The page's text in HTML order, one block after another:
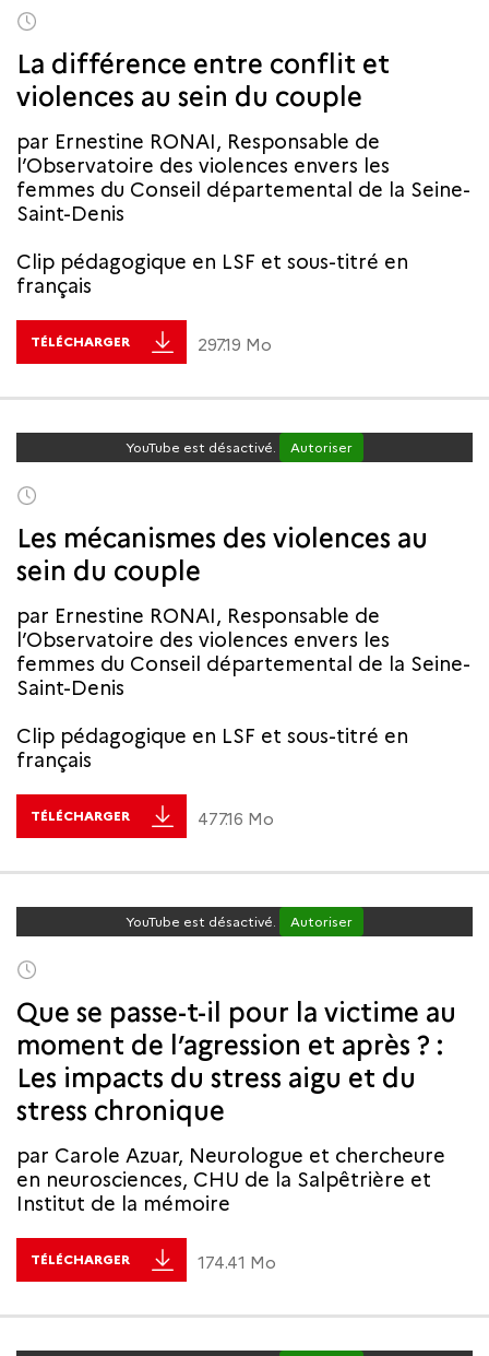
La différence entre conflit et
violences au sein du couple
par Ernestine RONAI, Responsable de
l’Observatoire des violences envers les
femmes du Conseil départemental de la Seine-
Saint-Denis
Clip pédagogique en LSF et sous-titré en
français
TÉLÉCHARGER 297.19 Mo
YouTube est désactivé. Autoriser
Les mécanismes des violences au
sein du couple
par Ernestine RONAI, Responsable de
l’Observatoire des violences envers les
femmes du Conseil départemental de la Seine-
Saint-Denis
Clip pédagogique en LSF et sous-titré en
français
TÉLÉCHARGER 477.16 Mo
YouTube est désactivé. Autoriser
Que se passe-t-il pour la victime au
moment de l’agression et après ? :
Les impacts du stress aigu et du
stress chronique
par Carole Azuar, Neurologue et chercheure
en neurosciences, CHU de la Salpêtrière et
Institut de la mémoire
TÉLÉCHARGER 174.41 Mo